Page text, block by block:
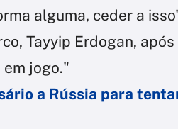
alguma, ceder a
Tayyip Erdogan,
jogo."
a Rússia para